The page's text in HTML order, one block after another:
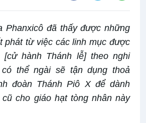
Phanxicô đã thấy được những
phát từ việc các linh mục được
hành Thánh lễ] theo nghi
thể ngài sẽ tận dụng thoả
đoàn Thánh Piô X để dành
cho giáo hạt tòng nhân này